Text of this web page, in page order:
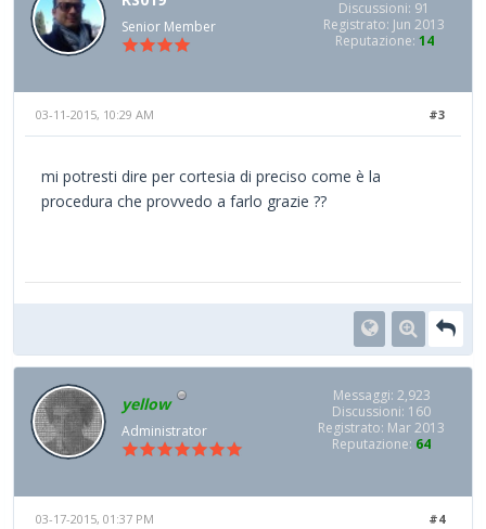
Senior Member
Discussioni: 91
Registrato: Jun 2013
Reputazione: 14
#3
03-11-2015, 10:29 AM
mi potresti dire per cortesia di preciso come è la
procedura che provvedo a farlo grazie ??
yellow
Administrator
Messaggi: 2,923
Discussioni: 160
Registrato: Mar 2013
Reputazione: 64
#4
03-17-2015, 01:37 PM